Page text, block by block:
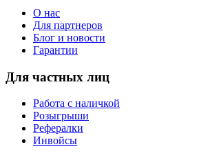
О нас
Для партнеров
Блог и новости
Гарантии
Для частных лиц
Работа с наличкой
Розыгрыши
Рефералки
Инвойсы